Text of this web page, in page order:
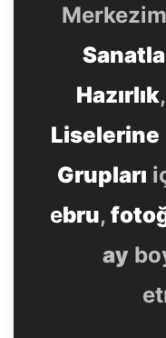
Hazırlık,
Liselerine
Grupları
ebru,
ay